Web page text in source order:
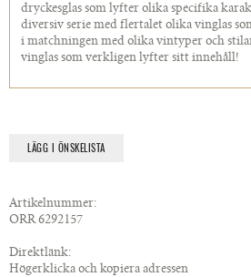
dryckesglas som lyfter olika specifika
diversiv serie med flertalet olika vinglas
i matchningen med olika vintyper och
vinglas som verkligen lyfter sitt innehåll!
LÄGG I ÖNSKELISTA
Artikelnummer:
ORR 6292157
Direktlänk:
Högerklicka och kopiera adressen